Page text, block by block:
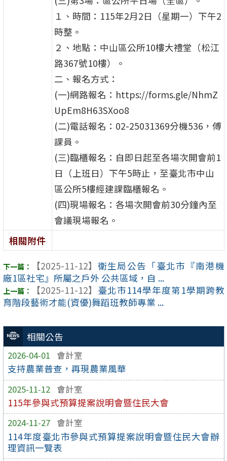
相關公告
2026-04-01 會計室
支持農業普查，再現農業風華
2025-11-12 會計室
115年參與式預算提案說明會暨住民大會
2024-11-27 會計室
114年度臺北市參與式預算提案說明會暨住民大會辦
理資訊一覽表
１、時間：115年2月2日（星期一）下午2
時整。
２、地點：中山區公所10樓大禮堂（松江
路367號10樓）。
二、報名方式：
(一)網路報名：https://forms.gle/NhmZ
UpEm8H63SXoo8
(二)電話報名：02-25031369分機536，傅
課員。
(三)臨櫃報名：自即日起至各場次開會前1
日（上班日）下午5時止，至臺北市中山
區公所5樓經建課臨櫃報名。
(四)現場報名：各場次開會前30分鐘內至
會議現場報名。
相關附件
【2025-11-12】 衛生局公告「臺北市『南港機
廠1區社宅』所屬之戶外 公共區域，自 ...
【2025-11-12】 臺北市114學年度第1學期跨教
育階段藝術才能(資優)舞蹈班教師專業 ...